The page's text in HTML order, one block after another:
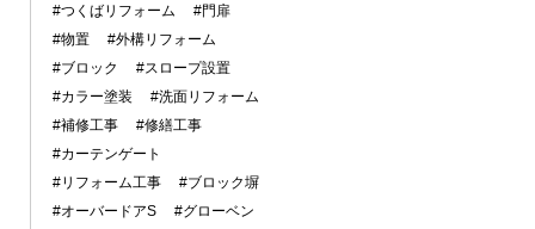
#つくばリフォーム
#門扉
#物置
#外構リフォーム
#ブロック
#スロープ設置
#カラー塗装
#洗面リフォーム
#補修工事
#修繕工事
#カーテンゲート
#リフォーム工事
#ブロック塀
#オーバードアS
#グローベン